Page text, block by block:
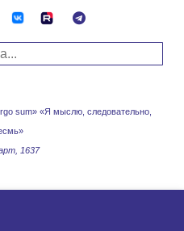
sum» «Я мыслю, следовательно,
1637